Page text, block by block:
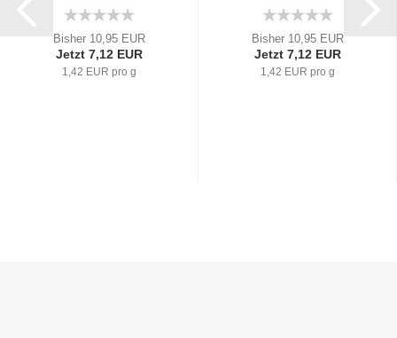
Bisher 10,95 EUR
Jetzt 7,12 EUR
1,42 EUR pro g
Bisher 10,95 EUR
Jetzt 7,12 EUR
1,42 EUR pro g